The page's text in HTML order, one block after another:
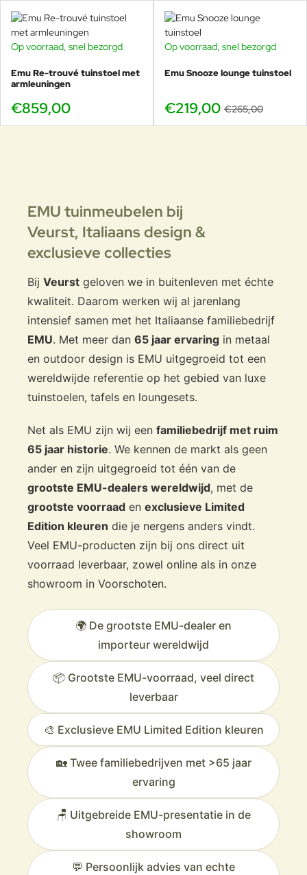
Op voorraad, snel bezorgd
Emu Re-trouvé tuinstoel met
armleuningen
€859,00
-17%
Op voorraad, snel bezorgd
Emu Snooze lounge tuinstoel
€219,00 €265,00
EMU tuinmeubelen bij
Veurst, Italiaans design &
exclusieve collecties
Bij Veurst geloven we in buitenleven met échte
kwaliteit. Daarom werken wij al jarenlang
intensief samen met het Italiaanse familiebedrijf
EMU. Met meer dan 65 jaar ervaring in metaal
en outdoor design is EMU uitgegroeid tot een
wereldwijde referentie op het gebied van luxe
tuinstoelen, tafels en loungesets.
Net als EMU zijn wij een familiebedrijf met ruim
65 jaar historie. We kennen de markt als geen
ander en zijn uitgegroeid tot één van de
grootste EMU-dealers wereldwijd, met de
grootste voorraad en exclusieve Limited
Edition kleuren die je nergens anders vindt.
Veel EMU-producten zijn bij ons direct uit
voorraad leverbaar, zowel online als in onze
showroom in Voorschoten.
🌍 De grootste EMU-dealer en
importeur wereldwijd
📦 Grootste EMU-voorraad, veel direct
leverbaar
🎨 Exclusieve EMU Limited Edition kleuren
🏡 Twee familiebedrijven met >65 jaar
ervaring
🪑 Uitgebreide EMU-presentatie in de
showroom
💬 Persoonlijk advies van echte